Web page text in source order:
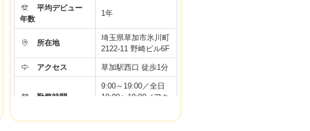
す♪
福利厚生
▼社会保険完備
▼有給休暇
▼土日祝日休み
▼資格手当
▼店販手当
▼役職手当
▼技術手当
平均デビュー
年数
1年
所在地
埼玉県草加市氷川町
2122-11 野崎ビル6F
アクセス 草加駅西口 徒歩1分
勤務時間
9:00～19:00／全日
10:00〜19:00／アカ